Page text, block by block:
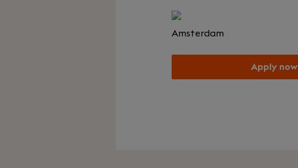
Amsterdam
Apply now